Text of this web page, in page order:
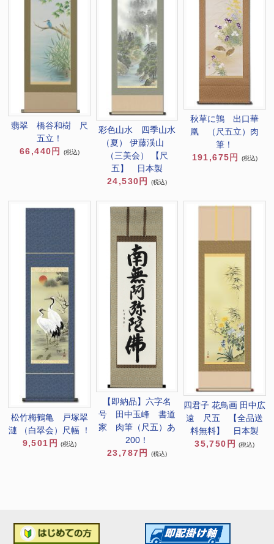
翡翠 橋谷和樹 尺
五立！
66,440円
(税込)
彩色山水 四季山水
（夏） 伊藤渓山
（三美会） 【尺
五】 日本製
24,530円
(税込)
秋草に鶉 出口華
凰 （尺五立）肉
筆！
191,675円
(税込)
松竹梅鶴亀 戸塚翠
漣 （白翠会）尺幅 ！
9,501円
(税込)
【即納品】六字名
号 田中玉峰 書道
家 肉筆（尺五）あ
200！
23,787円
(税込)
四君子 花鳥画 田中広
遠 尺五 【全品送
料無料】 日本製
35,750円 (税込)